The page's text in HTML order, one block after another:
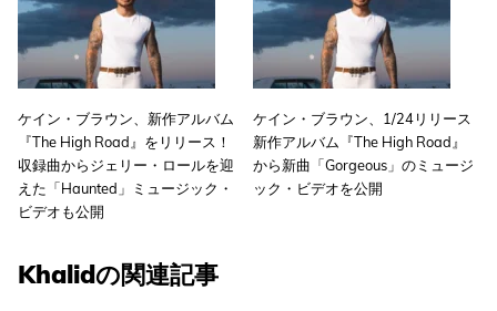
ケイン・ブラウン、新作アルバム
『The High Road』をリリース！
収録曲からジェリー・ロールを迎
えた「Haunted」ミュージック・
ビデオも公開
ケイン・ブラウン、1/24リリース
新作アルバム『The High Road』
から新曲「Gorgeous」のミュージ
ック・ビデオを公開
Khalidの関連記事